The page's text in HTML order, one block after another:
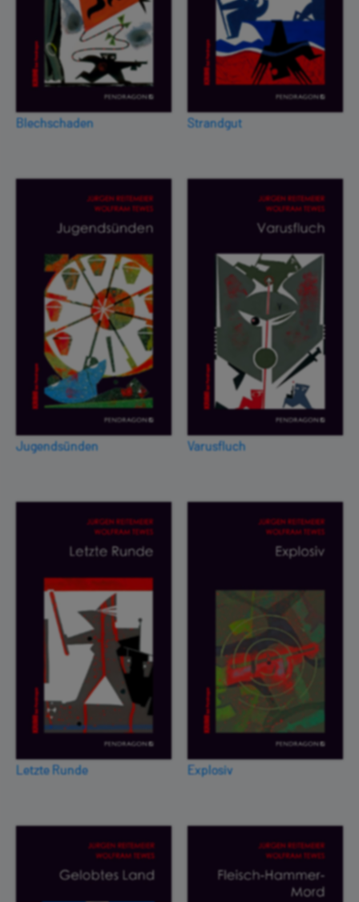
Blechschaden Strandgut
Jugendsünden Varusfluch
Letzte Runde Explosiv